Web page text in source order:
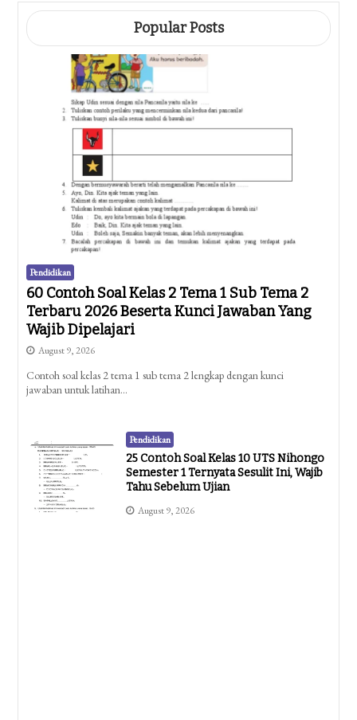
Popular Posts
Pendidikan
60 Contoh Soal Kelas 2 Tema 1 Sub Tema 2
Terbaru 2026 Beserta Kunci Jawaban Yang
Wajib Dipelajari
August 9, 2026
Contoh soal kelas 2 tema 1 sub tema 2 lengkap dengan kunci
jawaban untuk latihan…
Pendidikan
25 Contoh Soal Kelas 10 UTS Nihongo
Semester 1 Ternyata Sesulit Ini, Wajib
Tahu Sebelum Ujian
August 9, 2026